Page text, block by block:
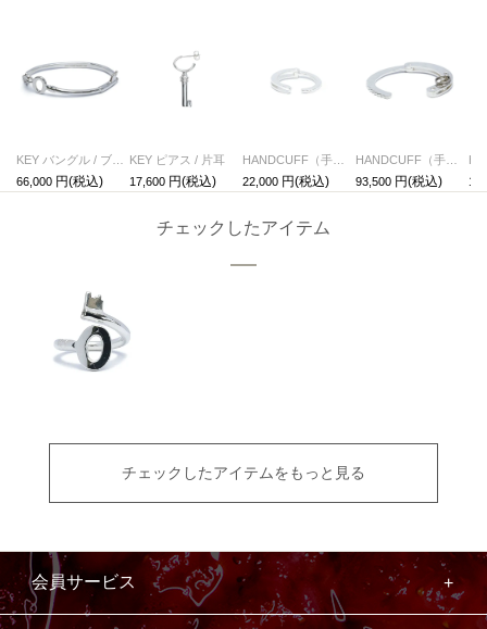
KEY バングル / ブレスレット
66,000
KEY ピアス / 片耳
17,600
HANDCUFF（手錠） リング
22,000
HANDCUFF（手錠） バングル
93,500
チェックしたアイテム
チェックしたアイテムをもっと見る
会員サービス